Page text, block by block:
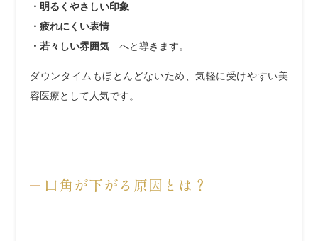
・明るくやさしい印象
・疲れにくい表情
・若々しい雰囲気へと導きます。
ダウンタイムもほとんどないため、気軽に受けやすい美
容医療として人気です。
口角が下がる原因とは？